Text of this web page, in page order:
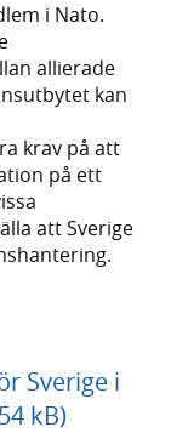
i Nato.
allierade
kan
krav på att
på ett
att Sverige
Sverige i
kB)